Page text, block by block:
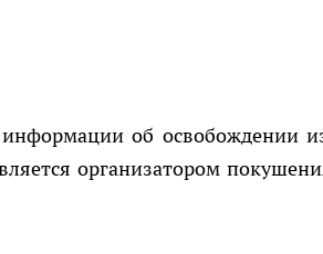
об освобождении
организатором